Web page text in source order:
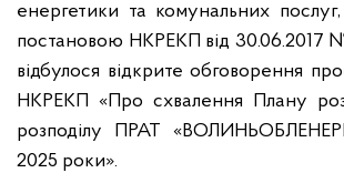
енергетики та комунальних
постановою НКРЕКП від 30.06.2017
відбулося відкрите обговорення
НКРЕКП «Про схвалення Плану
розподілу ПРАТ
2025 роки».